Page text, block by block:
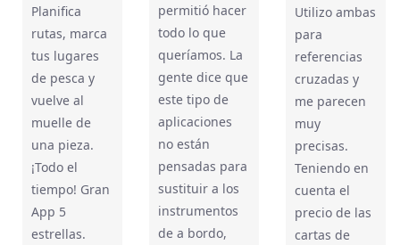
Planifica
rutas, marca
tus lugares
de pesca y
vuelve al
muelle de
una pieza.
¡Todo el
tiempo! Gran
App 5
estrellas.
permitió hacer
todo lo que
queríamos. La
gente dice que
este tipo de
aplicaciones
no están
pensadas para
sustituir a los
instrumentos
de a bordo,
Utilizo ambas
para
referencias
cruzadas y
me parecen
muy
precisas.
Teniendo en
cuenta el
precio de las
cartas de